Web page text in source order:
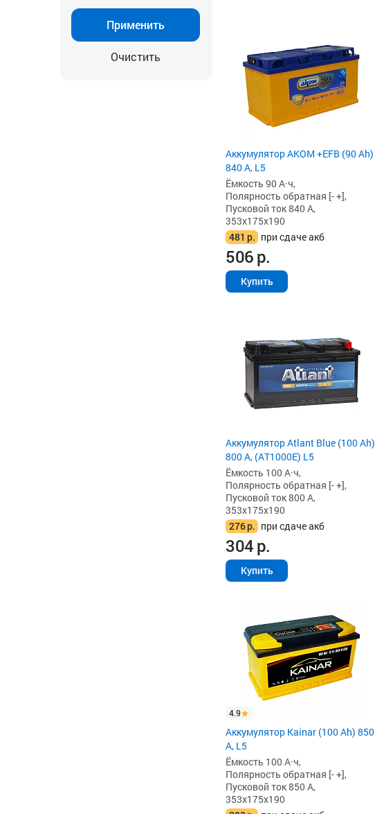
Применить
Очистить
Аккумулятор AKOM +EFB (90 Ah)
840 А, L5
Ёмкость 90 А·ч,
Полярность обратная [- +],
Пусковой ток 840 А,
353x175x190
481 р. при сдаче акб
506р.
Купить
Аккумулятор Atlant Blue (100 Ah)
800 А, (AT1000E) L5
Ёмкость 100 А·ч,
Полярность обратная [- +],
Пусковой ток 800 А,
353x175x190
276р. при сдаче акб
304р.
Купить
4.9
Аккумулятор Kainar (100 Ah) 850
А, L5
Ёмкость 100 А·ч,
Полярность обратная [- +],
Пусковой ток 850 А,
353x175x190